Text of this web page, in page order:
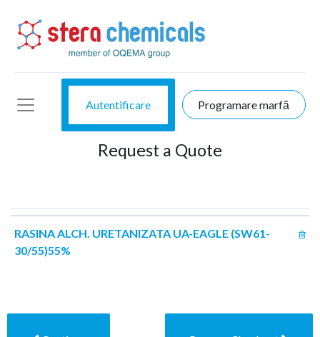
Autentificare Programare marfă
Request a Quote
RASINA ALCH. URETANIZATA UA-EAGLE (SW61-
30/55)55%